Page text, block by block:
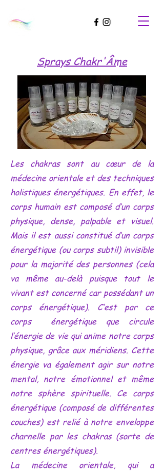
Sprays Chakr'Âme
Les chakras sont au cœur de la
médecine orientale et des techniques
holistiques énergétiques. En effet, le
corps humain est composé d’un corps
physique, dense, palpable et visuel.
Mais il est aussi constitué d’un corps
énergétique (ou corps subtil) invisible
pour la majorité des personnes (cela
va même au-delà puisque tout le
vivant est concernécar possédant un
corps énergétique). C’est par ce
corps énergétique que circule
l’énergie de vie qui anime notre corps
physique, grâce aux méridiens. Cette
énergie va également agir sur notre
mental, notre émotionnel et même
notre sphère spirituelle. Ce corps
énergétique (composé de différentes
couches) est relié à notre enveloppe
charnelle par les chakras (sorte de
centres énergétiques).
La médecine orientale, qui a